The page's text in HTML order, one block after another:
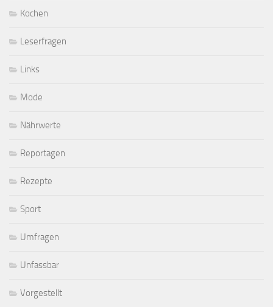
Kochen
Leserfragen
Links
Mode
Nährwerte
Reportagen
Rezepte
Sport
Umfragen
Unfassbar
Vorgestellt